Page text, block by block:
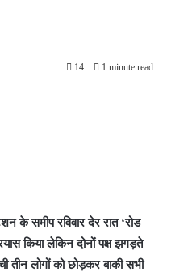
14 1 minute read
के समीप रविवार देर रात ‘रोड
किया लेकिन दोनों पक्ष झगड़ते
लोगों को छोड़कर बाकी सभी